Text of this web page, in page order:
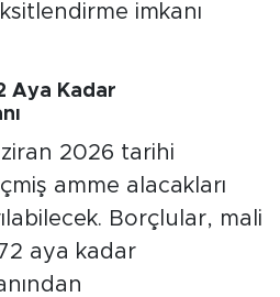
imkanı
Aya Kadar
2026 tarihi
amme alacakları
Borçlular, mali
aya kadar